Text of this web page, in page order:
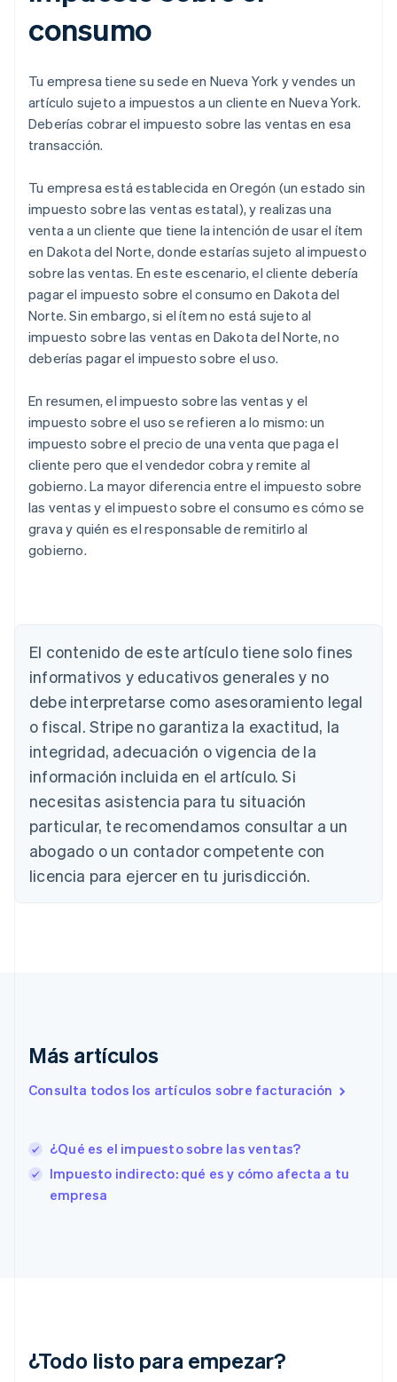
consumo
Tu empresa tiene su sede en Nueva York y vendes un
artículo sujeto a impuestos a un cliente en Nueva York.
Deberías cobrar el impuesto sobre las ventas en esa
transacción.
Tu empresa está establecida en Oregón (un estado sin
impuesto sobre las ventas estatal), y realizas una
venta a un cliente que tiene la intención de usar el ítem
en Dakota del Norte, donde estarías sujeto al impuesto
sobre las ventas. En este escenario, el cliente debería
pagar el impuesto sobre el consumo en Dakota del
Norte. Sin embargo, si el ítem no está sujeto al
impuesto sobre las ventas en Dakota del Norte, no
deberías pagar el impuesto sobre el uso.
En resumen, el impuesto sobre las ventas y el
impuesto sobre el uso se refieren a lo mismo: un
impuesto sobre el precio de una venta que paga el
cliente pero que el vendedor cobra y remite al
gobierno. La mayor diferencia entre el impuesto sobre
las ventas y el impuesto sobre el consumo es cómo se
grava y quién es el responsable de remitirlo al
gobierno.
El contenido de este artículo tiene solo fines
informativos y educativos generales y no
debe interpretarse como asesoramiento legal
o fiscal. Stripe no garantiza la exactitud, la
integridad, adecuación o vigencia de la
información incluida en el artículo. Si
necesitas asistencia para tu situación
particular, te recomendamos consultar a un
abogado o un contador competente con
licencia para ejercer en tu jurisdicción.
Más artículos
Consulta todos los artículos sobre facturación
¿Qué es el impuesto sobre las ventas?
Impuesto indirecto: qué es y cómo afecta a tu
empresa
¿Todo listo para empezar?
DeutschEnglish
English
Austria
Deutsch English
Bélgica
NederlandsFrançaisDeutschEnglish
Brasil
Bulgaria
English
Canadá
EnglishFrançais
China continental
简体中文English
Chipre
English
English
English Italiano
Estados Unidos
Estonia
English
Hungría